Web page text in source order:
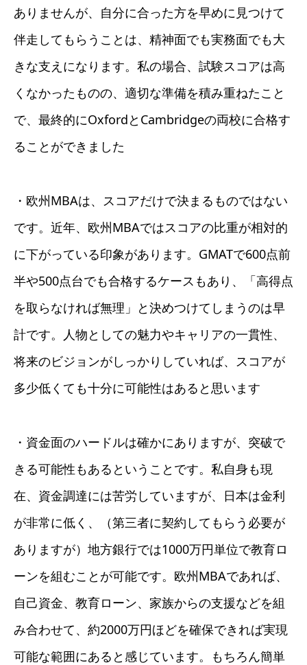
ありませんが、自分に合った方を早めに見つけて
伴走してもらうことは、精神面でも実務面でも大
きな支えになります。私の場合、試験スコアは高
くなかったものの、適切な準備を積み重ねたこと
で、最終的にOxfordとCambridgeの両校に合格す
ることができました
・欧州MBAは、スコアだけで決まるものではない
です。近年、欧州MBAではスコアの比重が相対的
に下がっている印象があります。GMATで600点前
半や500点台でも合格するケースもあり、「高得点
を取らなければ無理」と決めつけてしまうのは早
計です。人物としての魅力やキャリアの一貫性、
将来のビジョンがしっかりしていれば、スコアが
多少低くても十分に可能性はあると思います
・資金面のハードルは確かにありますが、突破で
きる可能性もあるということです。私自身も現
在、資金調達には苦労していますが、日本は金利
が非常に低く、（第三者に契約してもらう必要が
ありますが）地方銀行では1000万円単位で教育ロ
ーンを組むことが可能です。欧州MBAであれば、
自己資金、教育ローン、家族からの支援などを組
み合わせて、約2000万円ほどを確保できれば実現
可能な範囲にあると感じています。もちろん簡単